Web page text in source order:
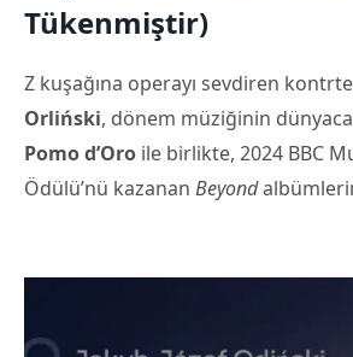
Tükenmiştir)
Z kuşağına operayı sevdiren
Orliński, dönem müziğinin
Pomo d’Oro ile birlikte, 2024 BBC
Ödülü’nü kazanan Beyond